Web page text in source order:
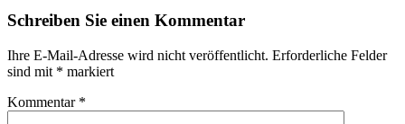
Schreiben Sie einen Kommentar
Ihre E-Mail-Adresse wird nicht veröffentlicht. Erforderliche Felder
sind mit * markiert
Kommentar *